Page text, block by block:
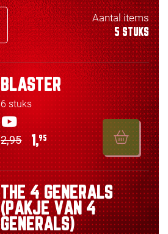
Aantal items
5 STUKS
BLASTER
6 stuks
2,95 1,95
THE 4 GENERALS
(PAKJE VAN 4
GENERALS)